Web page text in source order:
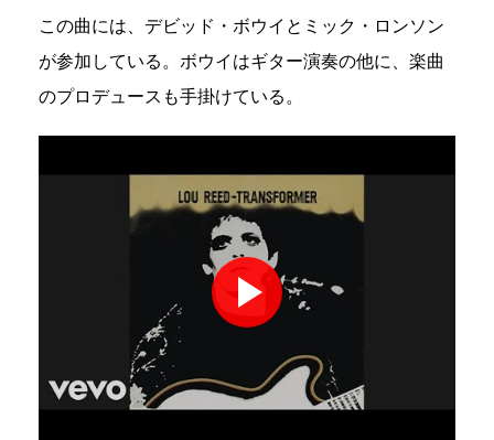
この曲には、デビッド・ボウイとミック・ロンソン
が参加している。ボウイはギター演奏の他に、楽曲
のプロデュースも手掛けている。